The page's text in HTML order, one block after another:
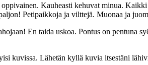
Kauheasti kehuvat minua.
Petipaikkoja ja vilttejä. Muonaa ja
En taida uskoa. Pontus on
kuvissa. Lähetän kyllä kuvia itsestäni